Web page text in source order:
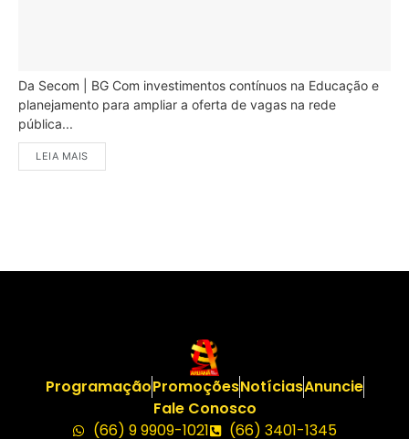
Da Secom | BG Com investimentos contínuos na Educação e
planejamento para ampliar a oferta de vagas na rede
pública...
LEIA MAIS
ProgramaçãoPromoçõesNotíciasAnuncie
Fale Conosco
(66) 9 9909-1021
(66) 3401-1345